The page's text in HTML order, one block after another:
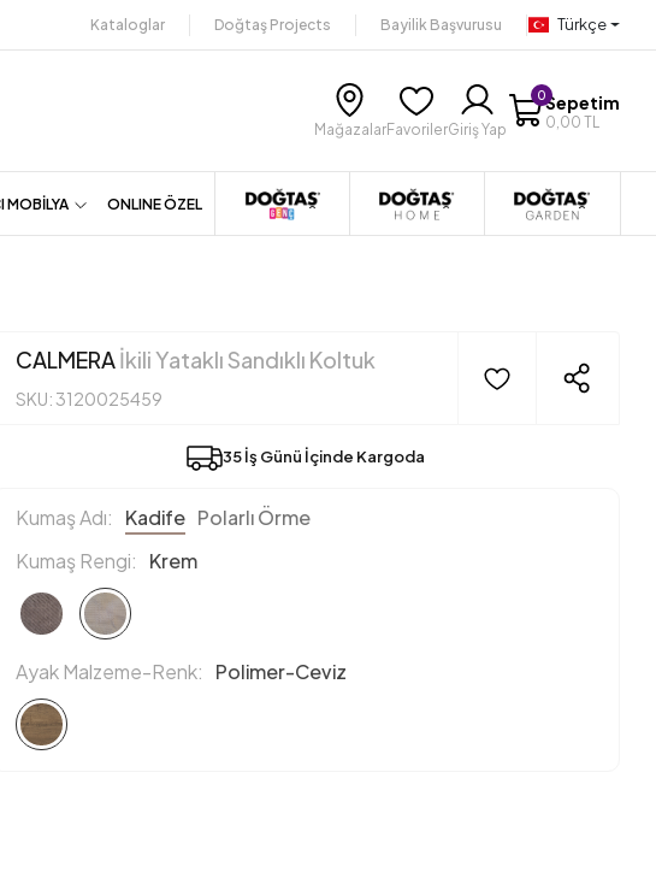
Kataloglar Doğtaş Projects Bayilik Başvurusu Türkçe
MağazalarFavorilerGiriş Yap
0Sepetim
0,00 TL
MOBİLYA ONLINE ÖZEL
CALMERA İkili Yataklı Sandıklı Koltuk
SKU: 3120025459
35 İş Günü İçinde Kargoda
Kumaş Adı: Kadife Polarlı Örme
Kumaş Rengi:
Krem
Ayak Malzeme-Renk: Polimer-Ceviz